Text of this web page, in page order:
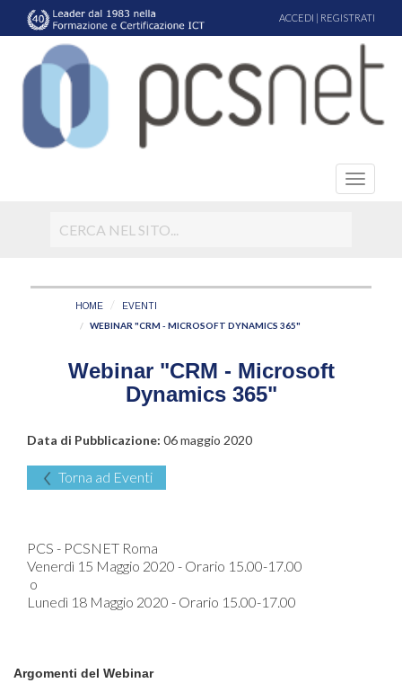
ACCEDI | REGISTRATI
HOME EVENTI
WEBINAR "CRM - MICROSOFT DYNAMICS 365"
Webinar "CRM - Microsoft
Dynamics 365"
Data di Pubblicazione: 06 maggio 2020
Torna ad Eventi
PCS - PCSNET Roma
Venerdì 15 Maggio 2020 - Orario 15.00-17.00
o
Lunedì 18 Maggio 2020 - Orario 15.00-17.00
Argomenti del Webinar